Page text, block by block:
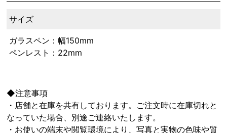
サイズ
ガラスペン：幅150mm
ペンレスト：22mm
◆注意事項
・店舗と在庫を共有しております。ご注文時に在庫切れと
なっていた場合、別途ご連絡いたします。
・お使いの端末や閲覧環境により、写真と実物の色味や質